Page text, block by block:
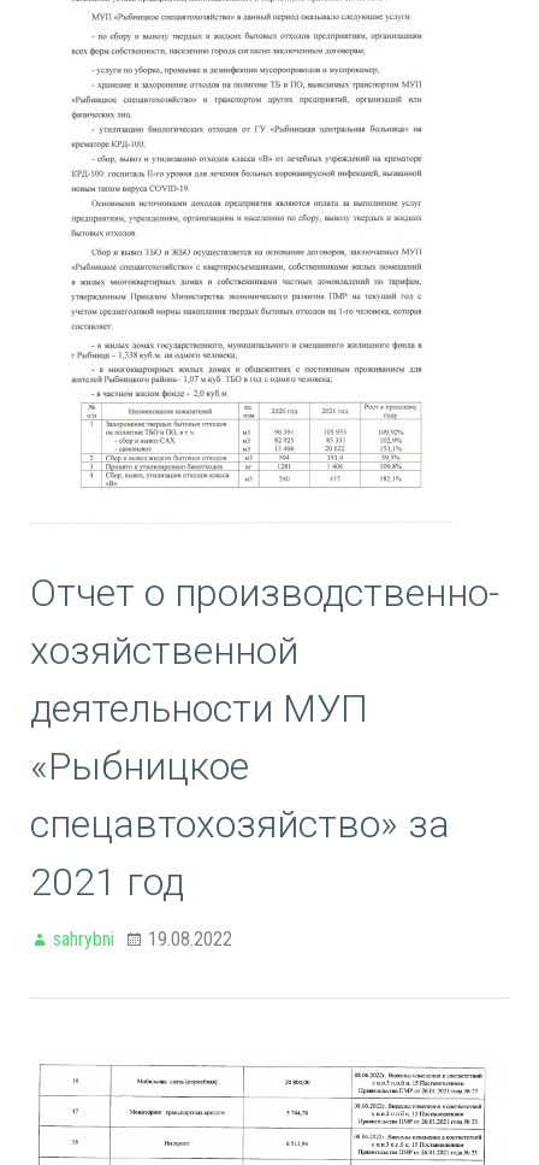
Отчет о производственно-
хозяйственной
деятельности МУП
«Рыбницкое
спецавтохозяйство» за
2021 год
sahrybni 19.08.2022